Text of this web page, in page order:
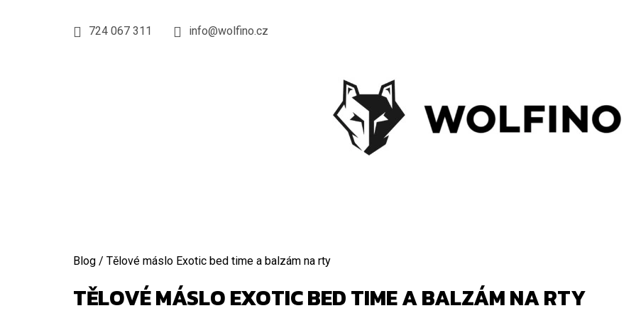
724 067 311 info@wolfino.cz
Domů
Blog / Tělové máslo Exotic bed time a balzám na rty
TĚLOVÉ MÁSLO EXOTIC BED TIME A BALZÁM NA RTY
CO POTŘEBUJETE NAJÍT?
HLEDAT